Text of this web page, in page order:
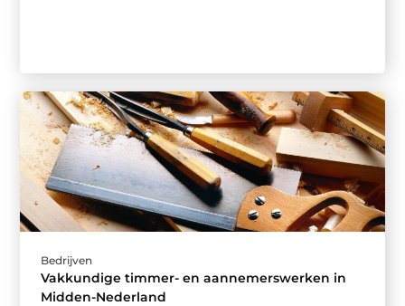
Bedrijven
Vakkundige timmer- en aannemerswerken in
Midden-Nederland